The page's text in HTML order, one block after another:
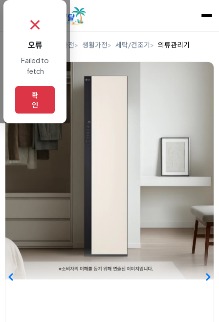
렌탈 디지털/가전 생활가전 세탁/건조기 의류관리기
✗
오류
Failed to
fetch
확
인